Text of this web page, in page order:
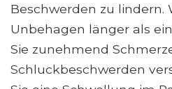
Beschwerden zu lindern.
Unbehagen länger als
Sie zunehmend
Schluckbeschwerden